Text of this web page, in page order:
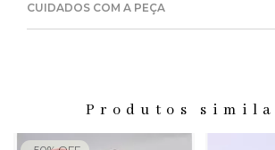
CUIDADOS COM A PEÇA
Produtos